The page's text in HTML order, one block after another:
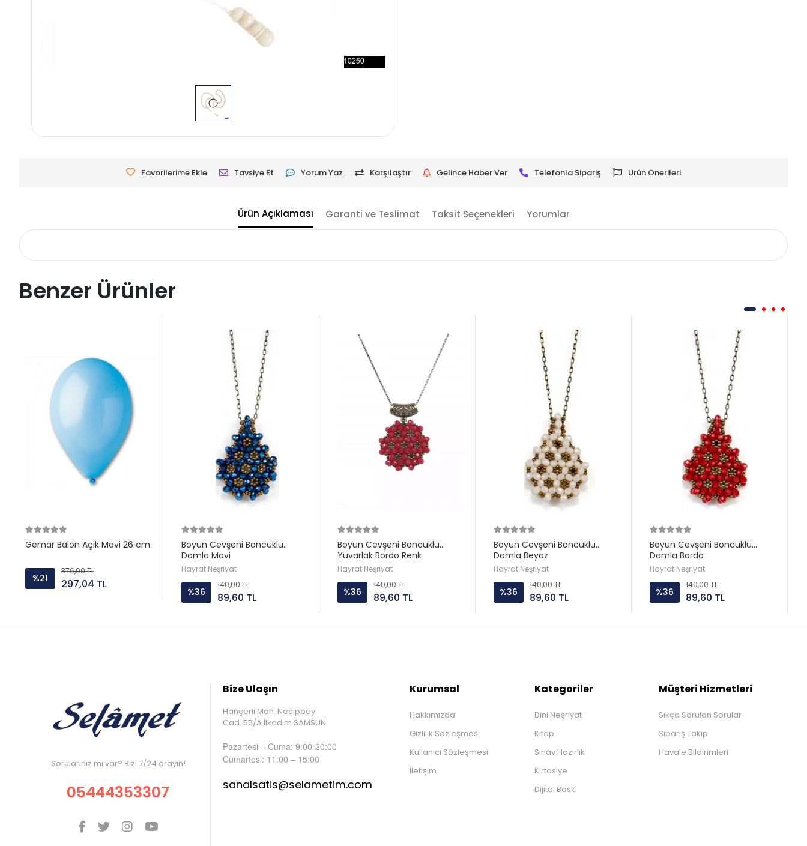
Favorilerime Ekle Tavsiye Et Yorum Yaz Karşılaştır Gelince Haber Ver Telefonla Sipariş Ürün Önerileri
Ürün Açıklaması Garanti ve Teslimat Taksit Seçenekleri Yorumlar
Benzer Ürünler
Gemar Balon Açık Mavi 26 cm
%21
376,00 TL
297,04 TL
Boyun Cevşeni Boncuklu
Damla Mavi
Hayrat Neşriyat
%36
140,00 TL
89,60 TL
Boyun Cevşeni Boncuklu
Yuvarlak Bordo Renk
Hayrat Neşriyat
%36
140,00 TL
89,60 TL
Boyun Cevşeni Boncuklu
Damla Beyaz
Hayrat Neşriyat
%36
140,00 TL
89,60 TL
Boyun Cevşeni Boncuklu
Damla Bordo
Hayrat Neşriyat
%36
140,00 TL
89,60 TL
Sorularınız mı var? Bizi 7/24 arayın!
05444353307
Bize Ulaşın
Hançerli Mah. Necipbey
Cad. 55/A İlkadım SAMSUN
Pazartesi – Cuma: 9:00-20:00
Cumartesi: 11:00 – 15:00
sanalsatis@selametim.com
Kurumsal
Hakkımızda
Gizlilik Sözleşmesi
Kullanıcı Sözleşmesi
İletişim
Kategoriler
Dini Neşriyat
Kitap
Sınav Hazırlık
Kırtasiye
Dijital Baskı
Müşteri Hizmetleri
Sıkça Sorulan Sorular
Sipariş Takip
Havale Bildirimleri